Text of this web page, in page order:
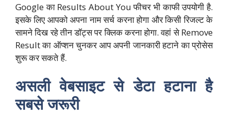
Google का Results About You फीचर भी काफी उपयोगी है.
इसके लिए आपको अपना नाम सर्च करना होगा और किसी रिजल्ट के
सामने दिख रहे तीन डॉट्स पर क्लिक करना होगा. वहां से Remove
Result का ऑप्शन चुनकर आप अपनी जानकारी हटाने का प्रोसेस
शुरू कर सकते हैं.
असली वेबसाइट से डेटा हटाना है
सबसे जरूरी